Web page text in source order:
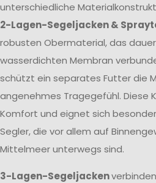
unterschiedliche
2-Lagen-Segeljacken &
robusten Obermaterial, das
wasserdichten Membran
schützt ein separates Futter die
angenehmes Tragegefühl. Diese
Komfort und eignet sich
Segler, die vor allem auf
Mittelmeer unterwegs sind.
3-Lagen-Segeljacken